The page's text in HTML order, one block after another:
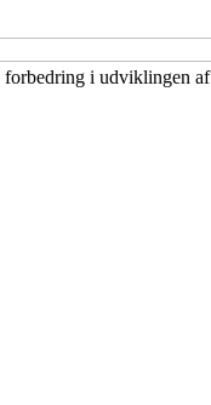
i udviklingen af